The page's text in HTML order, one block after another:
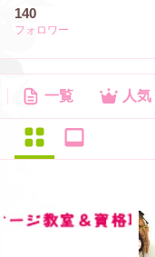
140
フォロワー
一覧 人気